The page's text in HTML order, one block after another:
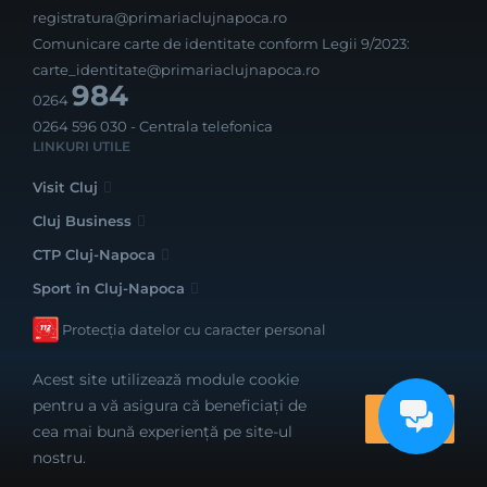
registratura@primariaclujnapoca.ro
Comunicare carte de identitate conform Legii 9/2023:
carte_identitate@primariaclujnapoca.ro
0264984
0264 596 030 - Centrala telefonica
LINKURI UTILE
Visit Cluj
Cluj Business
CTP Cluj-Napoca
Sport în Cluj-Napoca
Protecția datelor cu caracter personal
Realizat cu bune intenții de către
Acest site utilizează module cookie
pentru a vă asigura că beneficiați de
cea mai bună experiență pe site-ul
nostru.
OK